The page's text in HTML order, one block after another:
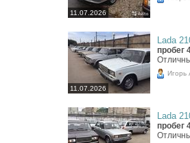
11.07.2026
11.07.2026
Lada
пробег
Игорь
Lada
пробег